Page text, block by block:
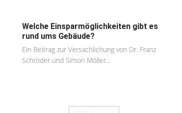
Welche Einsparmöglichkeiten gibt es
rund ums Gebäude?
Ein Beitrag zur Versachlichung von Dr. Franz
Schröder und Simon Möller...